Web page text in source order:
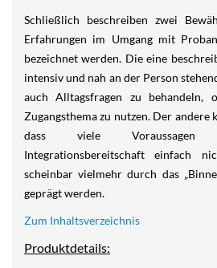
Schließlich beschreiben zwei
Erfahrungen im Umgang mit
bezeichnet werden. Die eine
intensiv und nah an der Person
auch Alltagsfragen zu behandeln,
Zugangsthema zu nutzen. Der andere
dass viele Voraussagen
Integrationsbereitschaft einfach
scheinbar vielmehr durch das
geprägt werden.
Zum Inhaltsverzeichnis
Produktdetails: